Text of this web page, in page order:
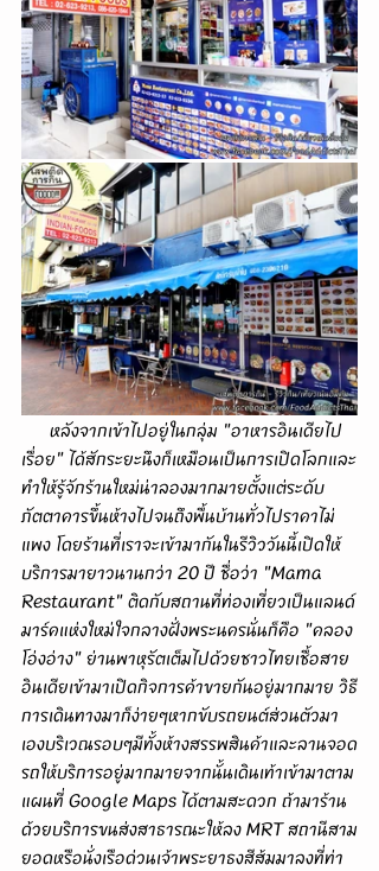
เรื่อย" ได้สักระยะนึงก็เหมือนเป็นการเปิดโลกและ
ทำให้รู้จักร้านใหม่น่าลองมากมายตั้งแต่ระดับ
ภัตตาคารขึ้นห้างไปจนถึงพื้นบ้านทั่วไปราคาไม่
แพง โดยร้านที่เราจะเข้ามากันในรีวิววันนี้เปิดให้
บริการมายาวนานกว่า 20 ปี ชื่อว่า "Mama
Restaurant" ติดกับสถานที่ท่องเที่ยวเป็นแลนด์
มาร์คแห่งใหม่ใจกลางฝั่งพระนครนั่นก็คือ "คลอง
โอ่งอ่าง" ย่านพาหุรัตเต็มไปด้วยชาวไทยเชื้อสาย
อินเดียเข้ามาเปิดกิจการค้าขายกันอยู่มากมาย วิธี
การเดินทางมาก็ง่ายๆหากขับรถยนต์ส่วนตัวมา
เองบริเวณรอบๆมีทั้งห้างสรรพสินค้าและลานจอด
รถให้บริการอยู่มากมายจากนั้นเดินเท้าเข้ามาตาม
แผนที่ Google Maps ได้ตามสะดวก ถ้ามาร้าน
ด้วยบริการขนส่งสาธารณะให้ลง MRT สถานีสาม
ยอดหรือนั่งเรือด่วนเจ้าพระยาธงสีส้มมาลงที่ท่า